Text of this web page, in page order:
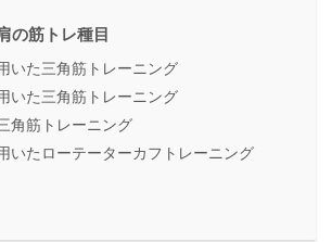
の筋トレ種目
いた三角筋トレーニング
いた三角筋トレーニング
角筋トレーニング
いたローテーターカフトレーニング